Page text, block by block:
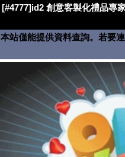
[#4777]id2 創意客製化禮品專
本站僅能提供資料查詢。若要